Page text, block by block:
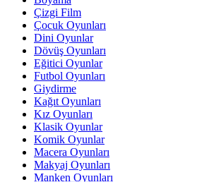
Çizgi Film
Çocuk Oyunları
Dini Oyunlar
Dövüş Oyunları
Eğitici Oyunlar
Futbol Oyunları
Giydirme
Kağıt Oyunları
Kız Oyunları
Klasik Oyunlar
Komik Oyunlar
Macera Oyunları
Makyaj Oyunları
Manken Oyunları